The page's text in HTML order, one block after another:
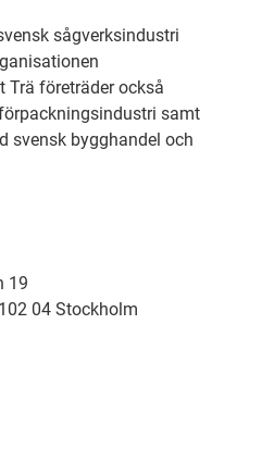
sågverksindustri
Trä företräder också
samt
svensk bygghandel och
19
04 Stockholm